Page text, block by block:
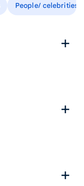
People/ celebrities